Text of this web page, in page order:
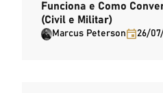
Funciona e Como
(Civil e Militar)
Marcus Peterson 26/